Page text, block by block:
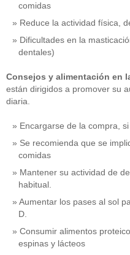
comidas
Reduce la actividad física,
Dificultades en la
dentales)
Consejos y alimentación en
están dirigidos a promover su
diaria.
Encargarse de la compra,
Se recomienda que se
comidas
Mantener su actividad de
habitual.
Aumentar los pases al sol
D.
Consumir alimentos
espinas y lácteos